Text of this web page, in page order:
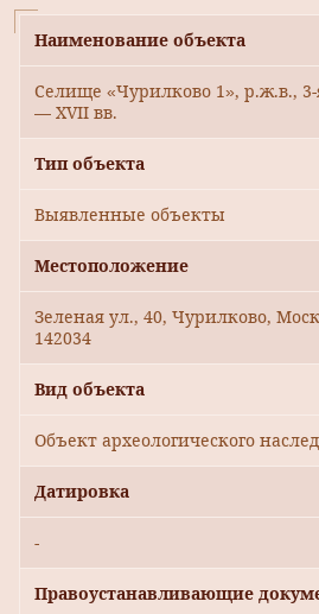
Наименование объекта
Селище «Чурилково 1», р.ж.в., 3-
— XVII вв.
Тип объекта
Выявленные объекты
Местоположение
Зеленая ул., 40, Чурилково,
142034
Вид объекта
Объект археологического
Датировка
-
Правоустанавливающие